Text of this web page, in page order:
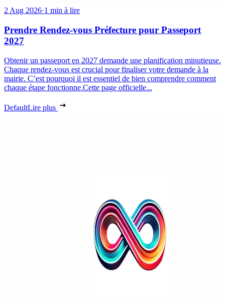
2 Aug 2026·1 min à lire
Prendre Rendez-vous Préfecture pour Passeport
2027
Obtenir un passeport en 2027 demande une planification minutieuse.
Chaque rendez-vous est crucial pour finaliser votre demande à la
mairie. C’est pourquoi il est essentiel de bien comprendre comment
chaque étape fonctionne.Cette page officielle...
DefaultLire plus